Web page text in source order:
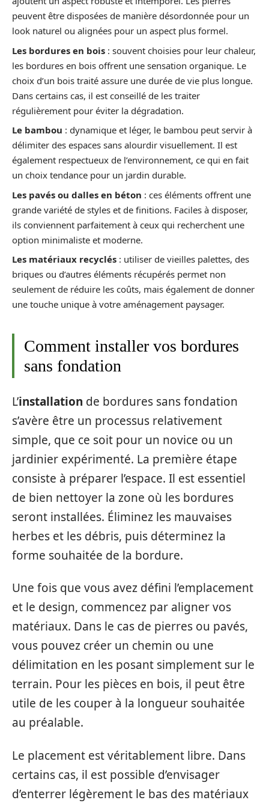
peuvent être disposées de manière désordonnée pour un
look naturel ou alignées pour un aspect plus formel.
Les bordures en bois : souvent choisies pour leur chaleur,
les bordures en bois offrent une sensation organique. Le
choix d’un bois traité assure une durée de vie plus longue.
Dans certains cas, il est conseillé de les traiter
régulièrement pour éviter la dégradation.
Le bambou : dynamique et léger, le bambou peut servir à
délimiter des espaces sans alourdir visuellement. Il est
également respectueux de l’environnement, ce qui en fait
un choix tendance pour un jardin durable.
Les pavés ou dalles en béton : ces éléments offrent une
grande variété de styles et de finitions. Faciles à disposer,
ils conviennent parfaitement à ceux qui recherchent une
option minimaliste et moderne.
Les matériaux recyclés : utiliser de vieilles palettes, des
briques ou d’autres éléments récupérés permet non
seulement de réduire les coûts, mais également de donner
une touche unique à votre aménagement paysager.
Comment installer vos bordures
sans fondation
L’installation de bordures sans fondation
s’avère être un processus relativement
simple, que ce soit pour un novice ou un
jardinier expérimenté. La première étape
consiste à préparer l’espace. Il est essentiel
de bien nettoyer la zone où les bordures
seront installées. Éliminez les mauvaises
herbes et les débris, puis déterminez la
forme souhaitée de la bordure.
Une fois que vous avez défini l’emplacement
et le design, commencez par aligner vos
matériaux. Dans le cas de pierres ou pavés,
vous pouvez créer un chemin ou une
délimitation en les posant simplement sur le
terrain. Pour les pièces en bois, il peut être
utile de les couper à la longueur souhaitée
au préalable.
Le placement est véritablement libre. Dans
certains cas, il est possible d’envisager
d’enterrer légèrement le bas des matériaux